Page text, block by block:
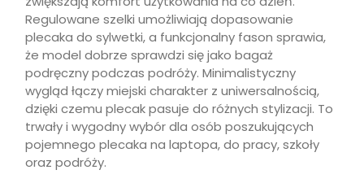
Regulowane szelki umożliwiają dopasowanie
plecaka do sylwetki, a funkcjonalny fason sprawia,
że model dobrze sprawdzi się jako bagaż
podręczny podczas podróży. Minimalistyczny
wygląd łączy miejski charakter z uniwersalnością,
dzięki czemu plecak pasuje do różnych stylizacji. To
trwały i wygodny wybór dla osób poszukujących
pojemnego plecaka na laptopa, do pracy, szkoły
oraz podróży.